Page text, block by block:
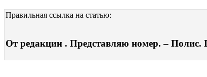
Правильная ссылка на статью:
От редакции . Представляю номер. – Полис.